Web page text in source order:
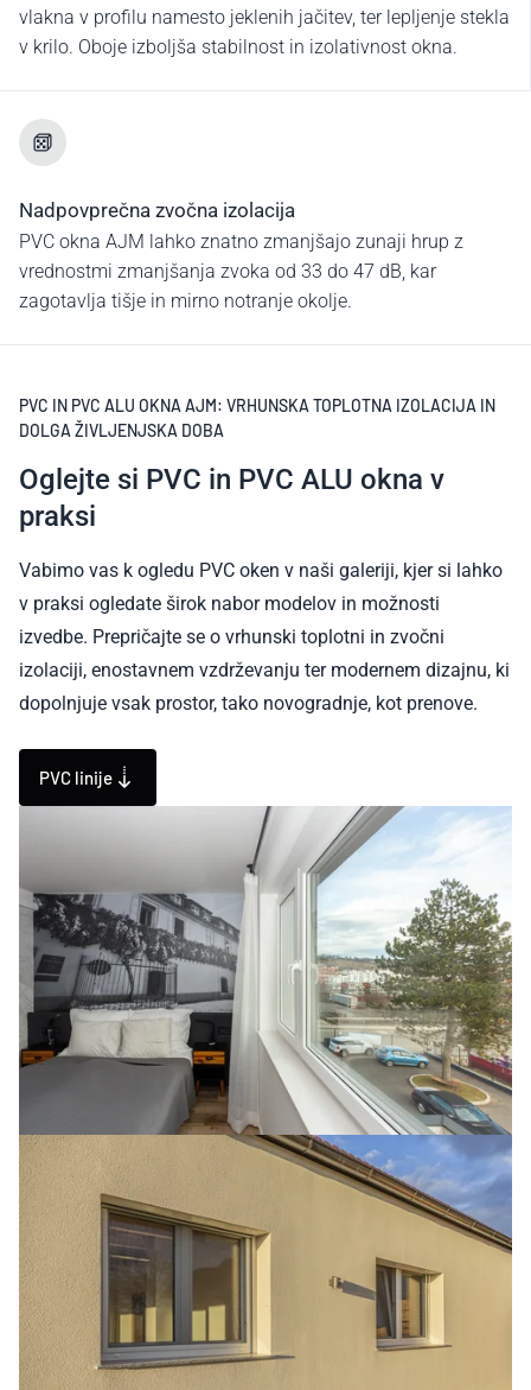
vlakna v profilu namesto jeklenih jačitev, ter lepljenje stekla
v krilo. Oboje izboljša stabilnost in izolativnost okna.
Nadpovprečna zvočna izolacija
PVC okna AJM lahko znatno zmanjšajo zunaji hrup z
vrednostmi zmanjšanja zvoka od 33 do 47 dB, kar
zagotavlja tišje in mirno notranje okolje.
PVC IN PVC ALU OKNA AJM: VRHUNSKA TOPLOTNA IZOLACIJA IN
DOLGA ŽIVLJENJSKA DOBA
Oglejte si PVC in PVC ALU okna v
praksi
Vabimo vas k ogledu PVC oken v naši galeriji, kjer si lahko
v praksi ogledate širok nabor modelov in možnosti
izvedbe. Prepričajte se o vrhunski toplotni in zvočni
izolaciji, enostavnem vzdrževanju ter modernem dizajnu, ki
dopolnjuje vsak prostor, tako novogradnje, kot prenove.
PVC linije